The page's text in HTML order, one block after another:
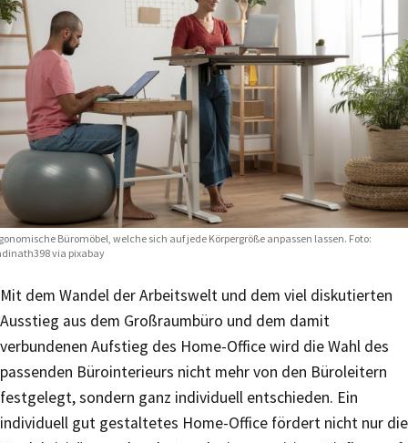
Büromöbel, welche sich auf jede Körpergröße anpassen lassen. Foto:
via pixabay
Mit dem Wandel der Arbeitswelt und dem viel diskutierten
Ausstieg aus dem Großraumbüro und dem damit
verbundenen Aufstieg des Home-Office wird die Wahl des
passenden Bürointerieurs nicht mehr von den Büroleitern
festgelegt, sondern ganz individuell entschieden. Ein
individuell gut gestaltetes Home-Office fördert nicht nur die